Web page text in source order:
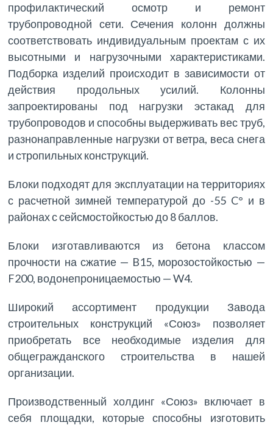
профилактический осмотр и ремонт
трубопроводной сети. Сечения колонн должны
соответствовать индивидуальным проектам с их
высотными и нагрузочными характеристиками.
Подборка изделий происходит в зависимости от
действия продольных усилий. Колонны
запроектированы под нагрузки эстакад для
трубопроводов и способны выдерживать вес труб,
разнонаправленные нагрузки от ветра, веса снега
и стропильных конструкций.
Блоки подходят для эксплуатации на территориях
с расчетной зимней температурой до -55 C° и в
районах с сейсмостойкостью до 8 баллов.
Блоки изготавливаются из бетона классом
прочности на сжатие — B15, морозостойкостью —
F200, водонепроницаемостью — W4.
Широкий ассортимент продукции Завода
строительных конструкций «Союз» позволяет
приобретать все необходимые изделия для
общегражданского строительства в нашей
организации.
Производственный холдинг «Союз» включает в
себя площадки, которые способны изготовить